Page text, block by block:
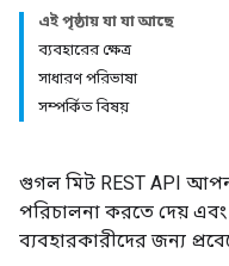
এই পৃষ্ঠায় যা যা আছে
ব্যবহারের ক্ষেত্র
সাধারণ পরিভাষা
সম্পর্কিত বিষয়
গুগল মিট REST API
পরিচালনা করতে দেয়
ব্যবহারকারীদের জন্য